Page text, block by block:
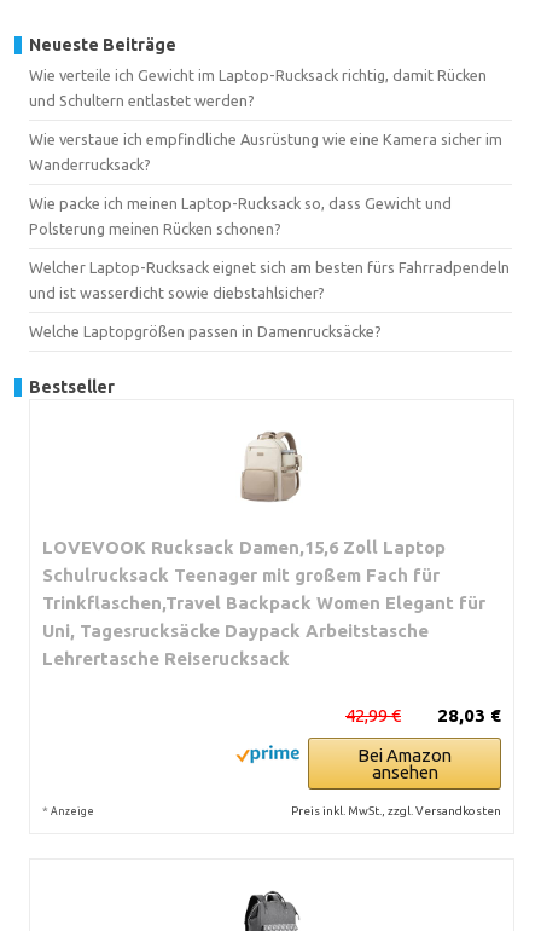
Neueste Beiträge
Wie verteile ich Gewicht im Laptop-Rucksack richtig, damit Rücken
und Schultern entlastet werden?
Wie verstaue ich empfindliche Ausrüstung wie eine Kamera sicher im
Wanderrucksack?
Wie packe ich meinen Laptop-Rucksack so, dass Gewicht und
Polsterung meinen Rücken schonen?
Welcher Laptop-Rucksack eignet sich am besten fürs Fahrradpendeln
und ist wasserdicht sowie diebstahlsicher?
Welche Laptopgrößen passen in Damenrucksäcke?
Bestseller
LOVEVOOK Rucksack Damen,15,6 Zoll Laptop
Schulrucksack Teenager mit großem Fach für
Trinkflaschen,Travel Backpack Women Elegant für
Uni, Tagesrucksäcke Daypack Arbeitstasche
Lehrertasche Reiserucksack
28,03 €
42,99 €
Bei Amazon
ansehen
* Anzeige Preis inkl. MwSt., zzgl. Versandkosten